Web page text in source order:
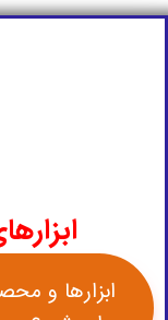
ابزارها و